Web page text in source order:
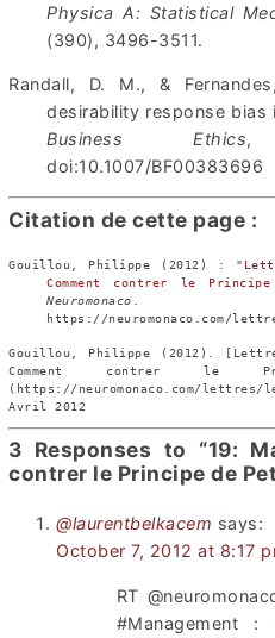
Physica A: Statistical
(390), 3496-3511.
Randall, D. M., &
desirability response
Business Ethics
doi:10.1007/BF00383696
Citation de cette page :
Gouillou, Philippe (2012) : "
Comment contrer le
Neuromonaco .
https://neuromonaco.com/
Gouillou, Philippe (2012). [Lettre
Comment contrer le
(https://neuromonaco.com/
Avril 2012
3 Responses to “19:
contrer le Principe de
@laurentbelkacem says:
October 7, 2012 at 8:17
RT
#Management :